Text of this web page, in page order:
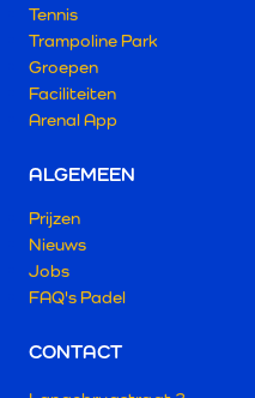
Tennis
Trampoline Park
Groepen
Faciliteiten
Arenal App
ALGEMEEN
Prijzen
Nieuws
Jobs
FAQ's Padel
CONTACT